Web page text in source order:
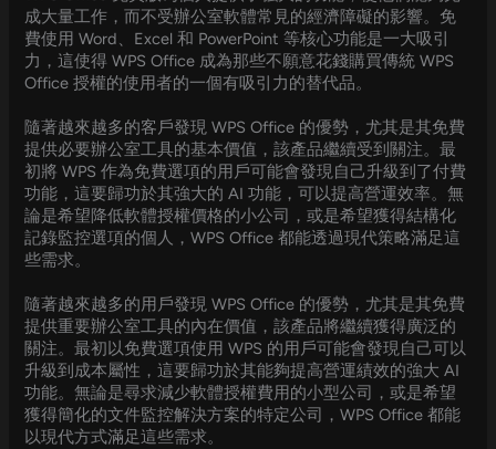
成大量工作，而不受辦公室軟體常見的經濟障礙的影響。免
費使用 Word、Excel 和 PowerPoint 等核心功能是一大吸引
力，這使得 WPS Office 成為那些不願意花錢購買傳統 WPS
Office 授權的使用者的一個有吸引力的替代品。
隨著越來越多的客戶發現 WPS Office 的優勢，尤其是其免費
提供必要辦公室工具的基本價值，該產品繼續受到關注。最
初將 WPS 作為免費選項的用戶可能會發現自己升級到了付費
功能，這要歸功於其強大的 AI 功能，可以提高營運效率。無
論是希望降低軟體授權價格的小公司，或是希望獲得結構化
記錄監控選項的個人，WPS Office 都能透過現代策略滿足這
些需求。
隨著越來越多的用戶發現 WPS Office 的優勢，尤其是其免費
提供重要辦公室工具的內在價值，該產品將繼續獲得廣泛的
關注。最初以免費選項使用 WPS 的用戶可能會發現自己可以
升級到成本屬性，這要歸功於其能夠提高營運績效的強大 AI
功能。無論是尋求減少軟體授權費用的小型公司，或是希望
獲得簡化的文件監控解決方案的特定公司，WPS Office 都能
以現代方式滿足這些需求。